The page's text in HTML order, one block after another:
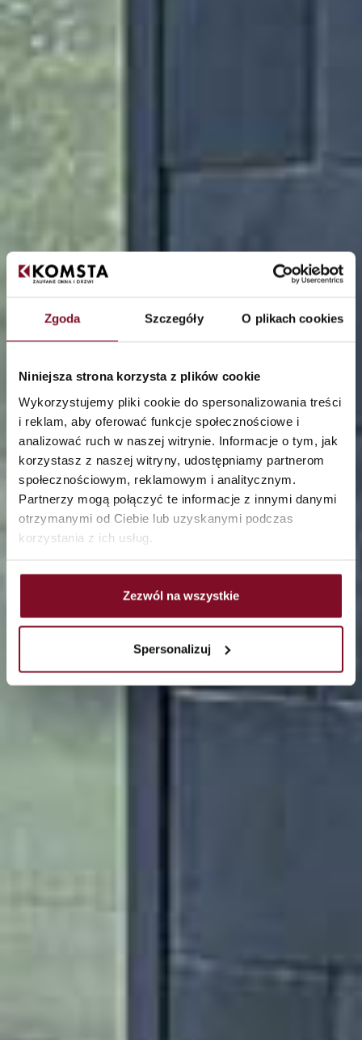
Zgoda Szczegóły O plikach cookies
Niniejsza strona korzysta z plików cookie
Wykorzystujemy pliki cookie do spersonalizowania treści
i reklam, aby oferować funkcje społecznościowe i
analizować ruch w naszej witrynie. Informacje o tym, jak
korzystasz z naszej witryny, udostępniamy partnerom
społecznościowym, reklamowym i analitycznym.
Partnerzy mogą połączyć te informacje z innymi danymi
otrzymanymi od Ciebie lub uzyskanymi podczas
korzystania z ich usług.
Zezwól na wszystkie
Spersonalizuj